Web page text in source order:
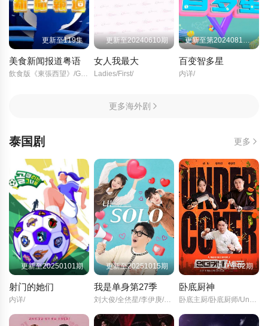
更新至119集
美食新闻报道粤语
更新至20240610期
女人我最大
Ladies/First/
更新至第20240813期
百变智多星
内详/
更多海外剧
泰国剧 更多
更新至20250101期
射门的她们
内详/
更新至20251015期
我是单身第27季
刘大俊/全烋星/李伊庚/宋海娜/
更新至02期
卧底厨神